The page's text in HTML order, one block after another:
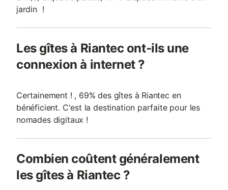
jardin !
Les gîtes à Riantec ont-ils une
connexion à internet ?
Certainement ! , 69% des gîtes à Riantec en
bénéficient. C'est la destination parfaite pour les
nomades digitaux !
Combien coûtent généralement
les gîtes à Riantec ?